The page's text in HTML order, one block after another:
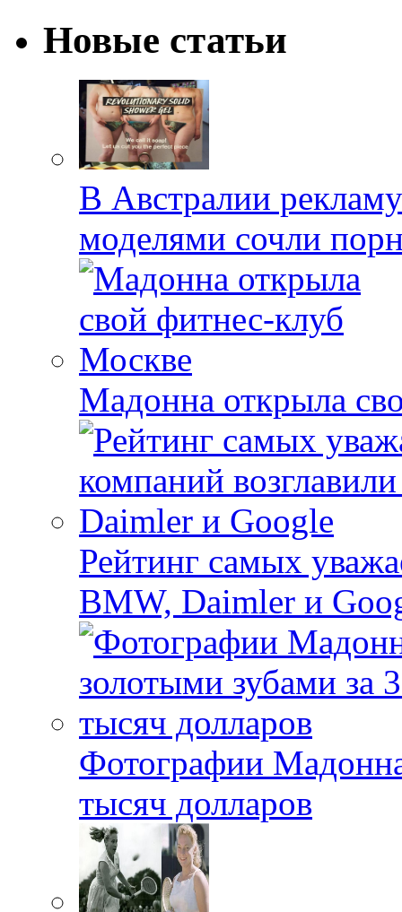
Новые статьи
В Австралии
моделями сочли
Мадонна открыла
Рейтинг самых
BMW, Daimler и
Фотографии
тысяч долларов